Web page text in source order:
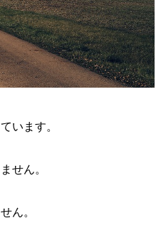
います。
せん。
ん。